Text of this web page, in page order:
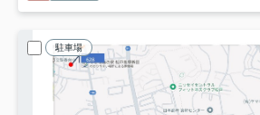
駐車場